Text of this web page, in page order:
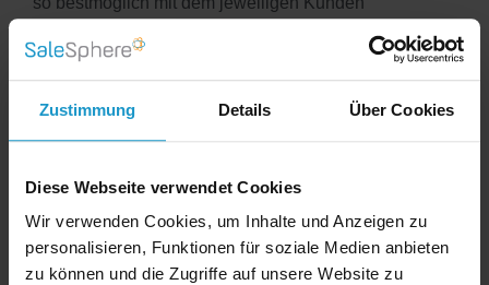
Zustimmung Details Über Cookies
Diese Webseite verwendet Cookies
Wir verwenden Cookies, um Inhalte und Anzeigen zu
personalisieren, Funktionen für soziale Medien anbieten
zu können und die Zugriffe auf unsere Website zu
INFOGESPRÄCH
Weitere Beiträge